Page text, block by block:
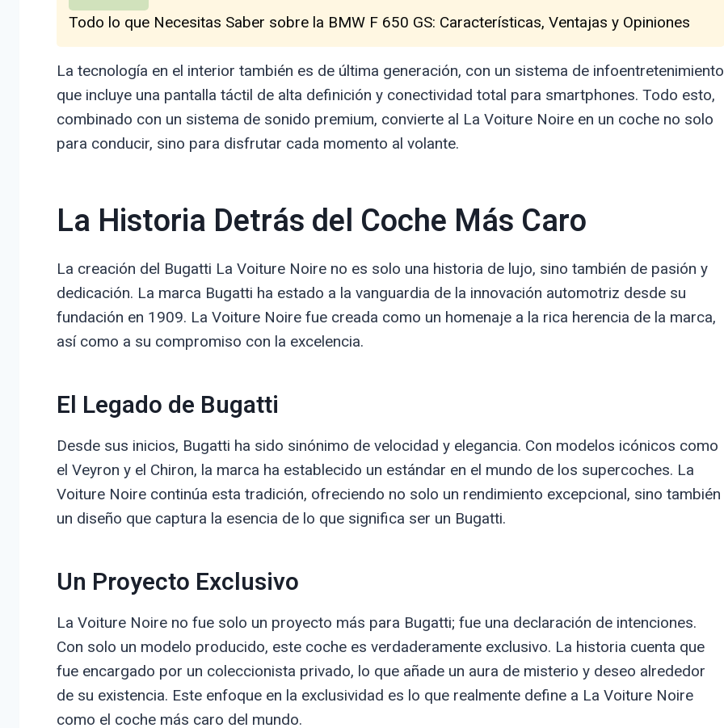
Todo lo que Necesitas Saber sobre la BMW F 650 GS: Características, Ventajas y Opiniones
La tecnología en el interior también es de última generación, con un sistema de infoentretenimiento
que incluye una pantalla táctil de alta definición y conectividad total para smartphones. Todo esto,
combinado con un sistema de sonido premium, convierte al La Voiture Noire en un coche no solo
para conducir, sino para disfrutar cada momento al volante.
La Historia Detrás del Coche Más Caro
La creación del Bugatti La Voiture Noire no es solo una historia de lujo, sino también de pasión y
dedicación. La marca Bugatti ha estado a la vanguardia de la innovación automotriz desde su
fundación en 1909. La Voiture Noire fue creada como un homenaje a la rica herencia de la marca,
así como a su compromiso con la excelencia.
El Legado de Bugatti
Desde sus inicios, Bugatti ha sido sinónimo de velocidad y elegancia. Con modelos icónicos como
el Veyron y el Chiron, la marca ha establecido un estándar en el mundo de los supercoches. La
Voiture Noire continúa esta tradición, ofreciendo no solo un rendimiento excepcional, sino también
un diseño que captura la esencia de lo que significa ser un Bugatti.
Un Proyecto Exclusivo
La Voiture Noire no fue solo un proyecto más para Bugatti; fue una declaración de intenciones.
Con solo un modelo producido, este coche es verdaderamente exclusivo. La historia cuenta que
fue encargado por un coleccionista privado, lo que añade un aura de misterio y deseo alrededor
de su existencia. Este enfoque en la exclusividad es lo que realmente define a La Voiture Noire
como el coche más caro del mundo.